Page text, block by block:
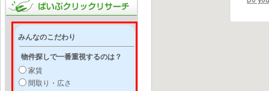
みんなのこだわり
物件探しで一番重視するのは？
家賃
間取り・広さ